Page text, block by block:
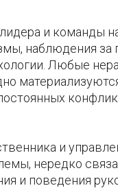
и команды
наблюдения
Любые
и
нередко
и поведения